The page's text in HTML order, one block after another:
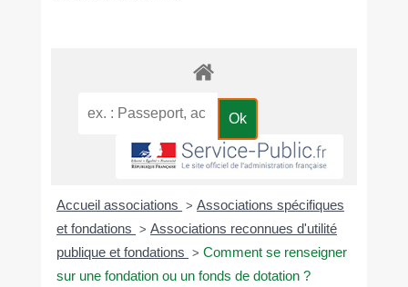
Accueil associations > Associations spécifiques
et fondations > Associations reconnues d'utilité
publique et fondations > Comment se renseigner
sur une fondation ou un fonds de dotation ?